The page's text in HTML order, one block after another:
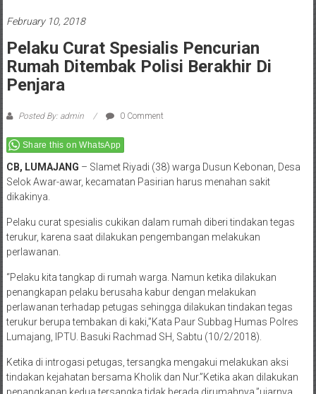
February 10, 2018
Pelaku Curat Spesialis Pencurian
Rumah Ditembak Polisi Berakhir Di
Penjara
Posted By: admin 0 Comment
Share this on WhatsApp
CB, LUMAJANG – Slamet Riyadi (38) warga Dusun Kebonan, Desa
Selok Awar-awar, kecamatan Pasirian harus menahan sakit
dikakinya.
Pelaku curat spesialis cukikan dalam rumah diberi tindakan tegas
terukur, karena saat dilakukan pengembangan melakukan
perlawanan.
“Pelaku kita tangkap di rumah warga. Namun ketika dilakukan
penangkapan pelaku berusaha kabur dengan melakukan
perlawanan terhadap petugas sehingga dilakukan tindakan tegas
terukur berupa tembakan di kaki,”Kata Paur Subbag Humas Polres
Lumajang, IPTU. Basuki Rachmad SH, Sabtu (10/2/2018).
Ketika di introgasi petugas, tersangka mengakui melakukan aksi
tindakan kejahatan bersama Kholik dan Nur.”Ketika akan dilakukan